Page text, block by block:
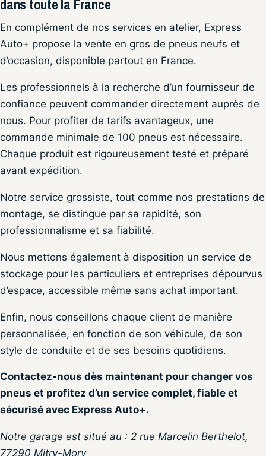
dans toute la France
En complément de nos services en atelier, Express
Auto+ propose la vente en gros de pneus neufs et
d’occasion, disponible partout en France.
Les professionnels à la recherche d’un fournisseur de
confiance peuvent commander directement auprès de
nous. Pour profiter de tarifs avantageux, une
commande minimale de 100 pneus est nécessaire.
Chaque produit est rigoureusement testé et préparé
avant expédition.
Notre service grossiste, tout comme nos prestations de
montage, se distingue par sa rapidité, son
professionnalisme et sa fiabilité.
Nous mettons également à disposition un service de
stockage pour les particuliers et entreprises dépourvus
d’espace, accessible même sans achat important.
Enfin, nous conseillons chaque client de manière
personnalisée, en fonction de son véhicule, de son
style de conduite et de ses besoins quotidiens.
Contactez-nous dès maintenant pour changer vos
pneus et profitez d’un service complet, fiable et
sécurisé avec Express Auto+.
Notre garage est situé au : 2 rue Marcelin Berthelot,
77290 Mitry-Mory